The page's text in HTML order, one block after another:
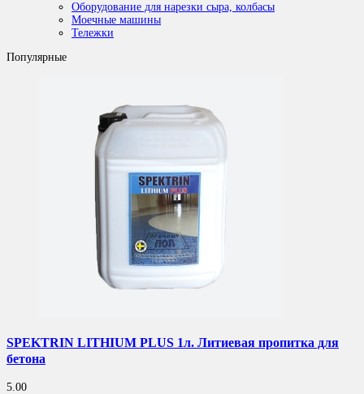
Оборудование для нарезки сыра, колбасы
Моечные машины
Тележки
Популярные
SPEKTRIN LITHIUM PLUS 1л. Литиевая пропитка для
бетона
5.00